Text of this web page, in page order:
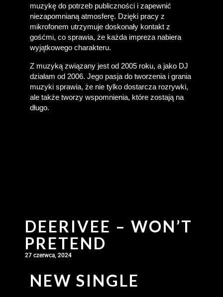
muzykę do potrzeb publiczności i zapewnić
niezapomnianą atmosferę. Dzięki pracy z
mikrofonem utrzymuje doskonały kontakt z
gośćmi, co sprawia, że każda impreza nabiera
wyjątkowego charakteru.
Z muzyką związany jest od 2005 roku, a jako DJ
działam od 2006. Jego pasja do tworzenia i grania
muzyki sprawia, że nie tylko dostarcza rozrywki,
ale także tworzy wspomnienia, które zostają na
długo.
DEERIVEE – WON’T
PRETEND
27 czerwca, 2024
NEW SINGLE